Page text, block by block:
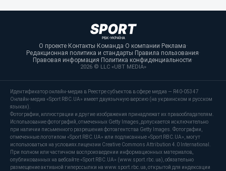
О проекте· Контакты· Команда·О компании· Реклама·
Редакционная политика и стандарты· Правила пользования·
Правовая информация· Политика конфиденциальности·
2026 © LLC «UBT MEDIA»
Идентификатор онлайн-медиа в Реестре субъектов в сфере медиа — R40-05347
Онлайн-медиа «Sport RBC.UA» имеет двуязычную версию (на украинском и русском
языках).
Фотографии, иллюстрации и другие изображения принадлежат их правообладателям.
Использование фотографий, отмеченных Getty Images, допускается исключительно
при наличии письменного разрешения фотоагентства Getty Images. Фотографии,
отмеченные логотипом «Sport RBC.UA» или подписанные «Sport RBC.UA», могут
использоваться на условиях лицензии Creative Commons Attribution 4.0 International.
При полном или частичном воспроизведении информационных материалов,
опубликованных на вебсайте «Sport RBC.UA» (www.sport.rbc.ua), обязательно
размещение активной гиперссылки на www.sport.rbc.ua, открытой для индексации